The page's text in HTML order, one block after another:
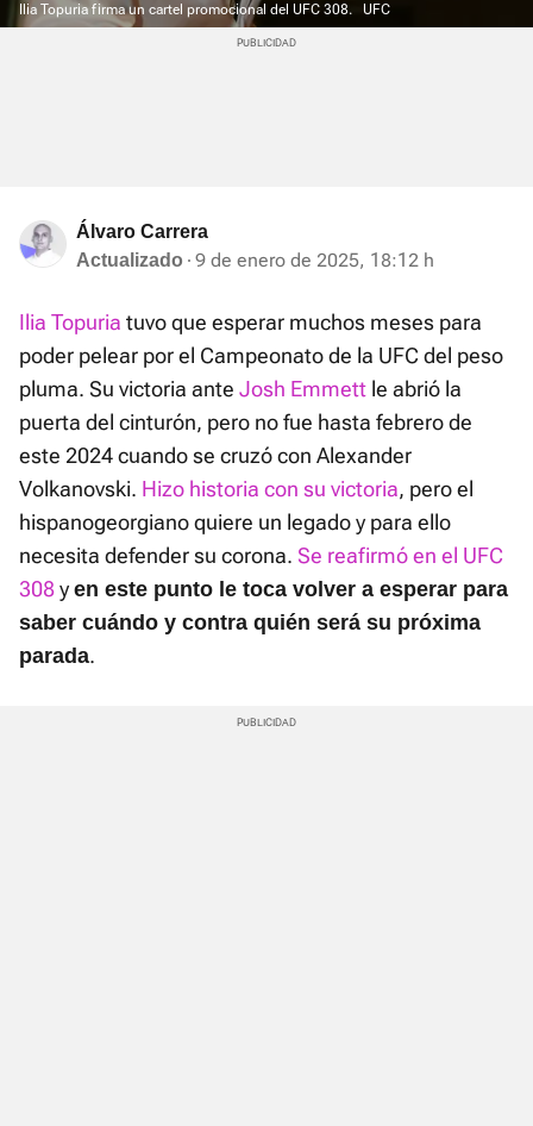
Ilia Topuria firma un cartel promocional del UFC 308. UFC
Álvaro Carrera
Actualizado
9 de enero de 2025, 18:12 h
Ilia Topuria tuvo que esperar muchos meses para
poder pelear por el Campeonato de la UFC del peso
pluma. Su victoria ante Josh Emmett le abrió la
puerta del cinturón, pero no fue hasta febrero de
este 2024 cuando se cruzó con Alexander
Volkanovski. Hizo historia con su victoria, pero el
hispanogeorgiano quiere un legado y para ello
necesita defender su corona. Se reafirmó en el UFC
308y en este punto le toca volver a esperar para
saber cuándo y contra quién será su próxima
parada.